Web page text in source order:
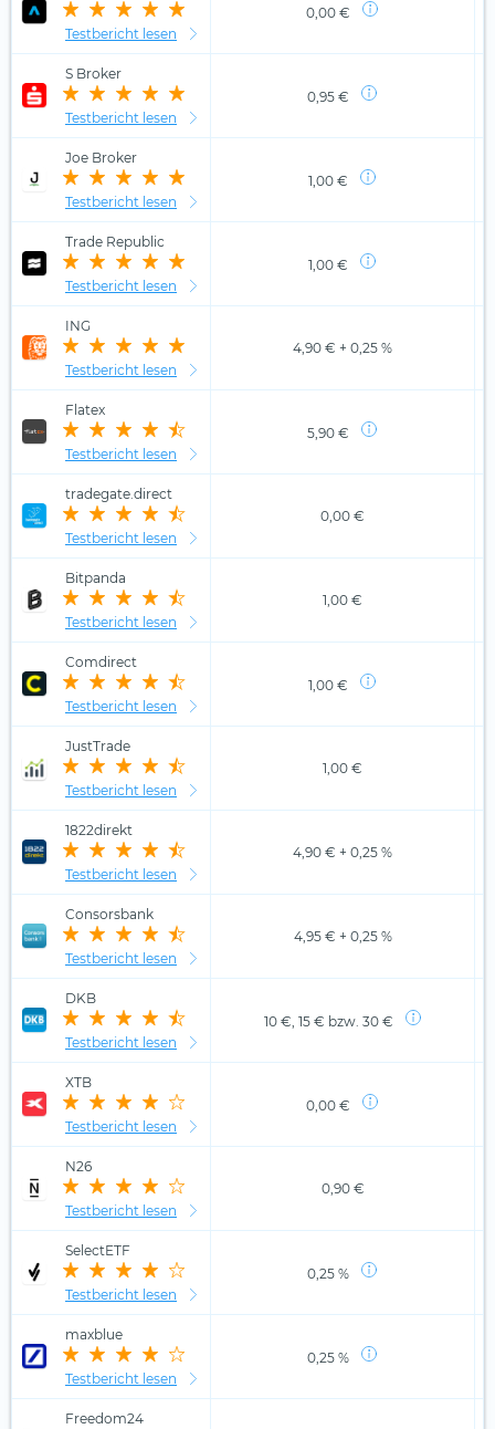
Testbericht lesen
0,00 €
S Broker
Testbericht lesen
0,95 €
Joe Broker
Testbericht lesen
1,00 €
Trade Republic
Testbericht lesen
1,00 €
ING
Testbericht lesen
4,90 € + 0,25 %
Flatex
Testbericht lesen
5,90 €
tradegate.direct
Testbericht lesen
0,00 €
Bitpanda
Testbericht lesen
1,00 €
Comdirect
Testbericht lesen
1,00 €
JustTrade
Testbericht lesen
1,00 €
1822direkt
Testbericht lesen
4,90 € + 0,25 %
Consorsbank
Testbericht lesen
4,95 € + 0,25 %
DKB
Testbericht lesen
10 €, 15 € bzw. 30 €
XTB
Testbericht lesen
0,00 €
N26
Testbericht lesen
0,90 €
SelectETF
Testbericht lesen
0,25 %
maxblue
Testbericht lesen
0,25 %
Freedom24